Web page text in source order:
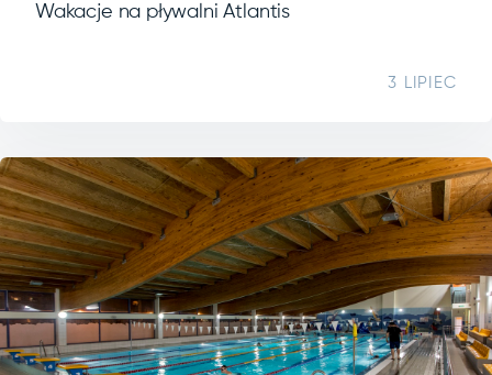
Wakacje na pływalni Atlantis
3 LIPIEC